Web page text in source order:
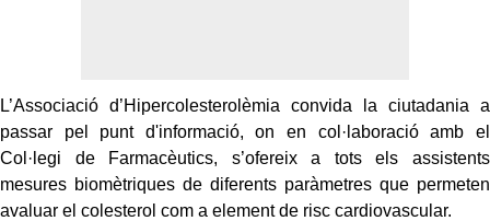
L’Associació d’Hipercolesterolèmia convida la ciutadania a
passar pel punt d'informació, on en col·laboració amb el
Col·legi de Farmacèutics, s’ofereix a tots els assistents
mesures biomètriques de diferents paràmetres que permeten
avaluar el colesterol com a element de risc cardiovascular.